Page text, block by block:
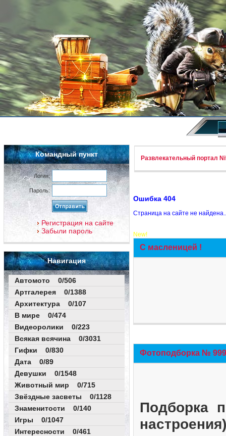
Командный пункт
Логин:
Пароль:
Регистрация на сайте
Забыли пароль
Навигация
Автомото 0/506
Артгалерея 0/1388
Архитектура 0/107
В мире 0/474
Видеоролики 0/223
Всякая всячина 0/3031
Гифки 0/830
Дата 0/89
Девушки 0/1548
Животный мир 0/715
Звёздные засветы 0/1128
Знаменитости 0/140
Игры 0/1047
Интересности 0/461
Развлекательный портал
Ошибка 404
Страница на сайте не
New!
С масленицей !
Фотоподборка №
Подборка